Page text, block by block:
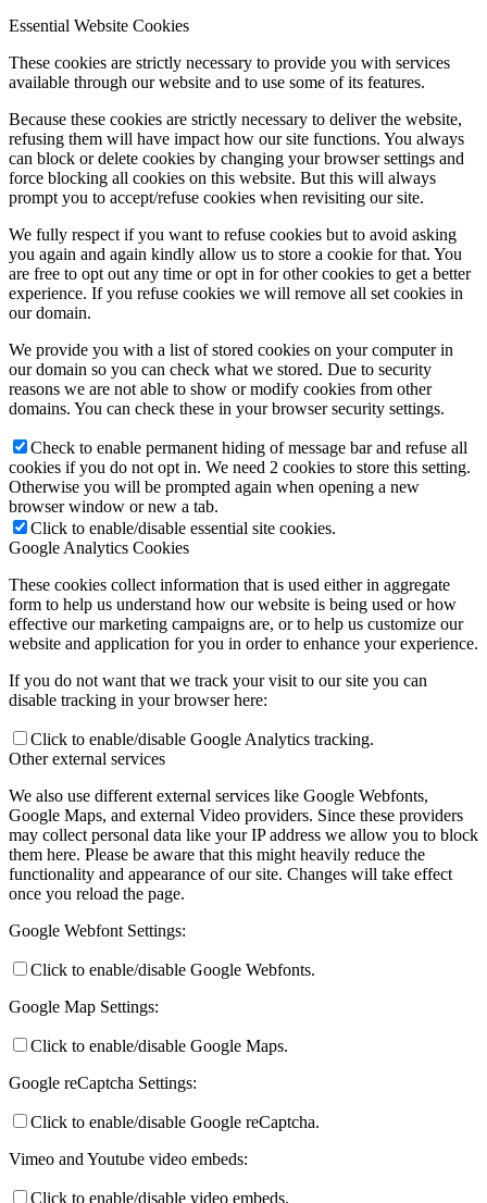
Essential Website Cookies
These cookies are strictly necessary to provide you with services
available through our website and to use some of its features.
Because these cookies are strictly necessary to deliver the website,
refusing them will have impact how our site functions. You always
can block or delete cookies by changing your browser settings and
force blocking all cookies on this website. But this will always
prompt you to accept/refuse cookies when revisiting our site.
We fully respect if you want to refuse cookies but to avoid asking
you again and again kindly allow us to store a cookie for that. You
are free to opt out any time or opt in for other cookies to get a better
experience. If you refuse cookies we will remove all set cookies in
our domain.
We provide you with a list of stored cookies on your computer in
our domain so you can check what we stored. Due to security
reasons we are not able to show or modify cookies from other
domains. You can check these in your browser security settings.
Check to enable permanent hiding of message bar and refuse all
cookies if you do not opt in. We need 2 cookies to store this setting.
Otherwise you will be prompted again when opening a new
browser window or new a tab.
Click to enable/disable essential site cookies.
Google Analytics Cookies
These cookies collect information that is used either in aggregate
form to help us understand how our website is being used or how
effective our marketing campaigns are, or to help us customize our
website and application for you in order to enhance your experience.
If you do not want that we track your visit to our site you can
disable tracking in your browser here:
Click to enable/disable Google Analytics tracking.
Other external services
We also use different external services like Google Webfonts,
Google Maps, and external Video providers. Since these providers
may collect personal data like your IP address we allow you to block
them here. Please be aware that this might heavily reduce the
functionality and appearance of our site. Changes will take effect
once you reload the page.
Google Webfont Settings:
Click to enable/disable Google Webfonts.
Google Map Settings:
Click to enable/disable Google Maps.
Google reCaptcha Settings:
Click to enable/disable Google reCaptcha.
Vimeo and Youtube video embeds:
Click to enable/disable video embeds.